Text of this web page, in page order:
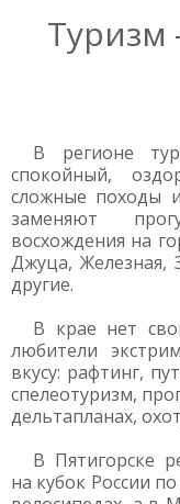
Туризм
В регионе
спокойный,
сложные походы
заменяют
восхождения на
Джуца, Железная,
другие.
В крае нет
любители
вкусу: рафтинг,
спелеотуризм,
дельтапланах,
В Пятигорске
на кубок России